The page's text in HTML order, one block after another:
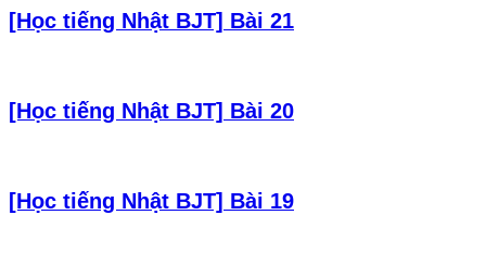
[Học tiếng Nhật BJT] Bài 21
[Học tiếng Nhật BJT] Bài 20
[Học tiếng Nhật BJT] Bài 19